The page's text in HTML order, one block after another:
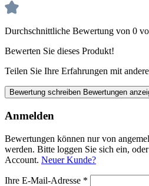
Durchschnittliche Bewertung von 0
Bewerten Sie dieses Produkt!
Teilen Sie Ihre Erfahrungen mit
Bewertung schreiben Bewertungen
Anmelden
Bewertungen können nur von
werden. Bitte loggen Sie sich ein,
Account. Neuer Kunde?
Ihre E-Mail-Adresse *